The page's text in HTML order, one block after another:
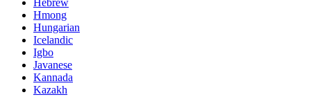
Hmong
Hungarian
Icelandic
Igbo
Javanese
Kannada
Kazakh